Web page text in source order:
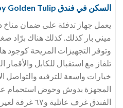
السكن في فندق Hotel Domicil Hamburg by Golden Tulip
يعمل جهاز تدفئة على ضمان
ميني بار كذلك. كذلك هناك برّاد
وتوفر التجهيزات المريحة كوجود
تلفاز مع استقبال للكابل
خيارات واسعة للترفيه والتواصل
المجهزة بدوش وحوض استحمام
الفندق غرف عائلية و٦٧ غرفة لغير المدخنين وغرفة للمدخنين.